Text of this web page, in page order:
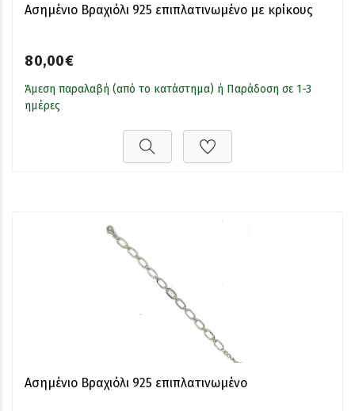
Ασημένιο Βραχιόλι 925 επιπλατινωμένο με κρίκους
80,00€
Άμεση παραλαβή (από το κατάστημα) ή Παράδοση σε 1-3
ημέρες
Ασημένιο Βραχιόλι 925 επιπλατινωμένο